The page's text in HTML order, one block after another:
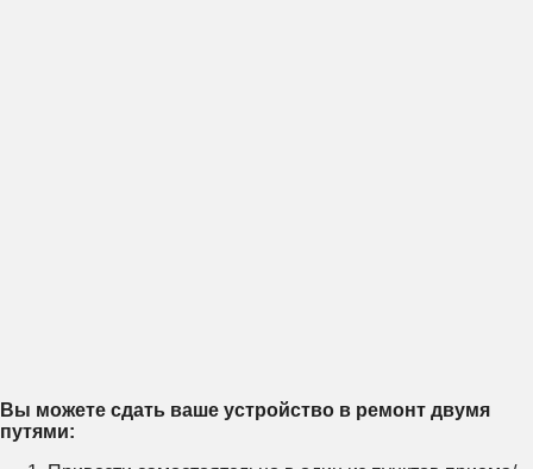
Вы можете сдать ваше устройство в ремонт двумя
путями: